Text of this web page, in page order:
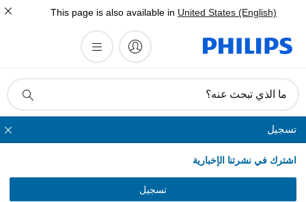
This page is also available in United States (English)
دعم
ما الذي تبحث عنه؟
تسجيل
اشترك في نشرتنا الإخبارية
تسجيل
HDMI وفيديو